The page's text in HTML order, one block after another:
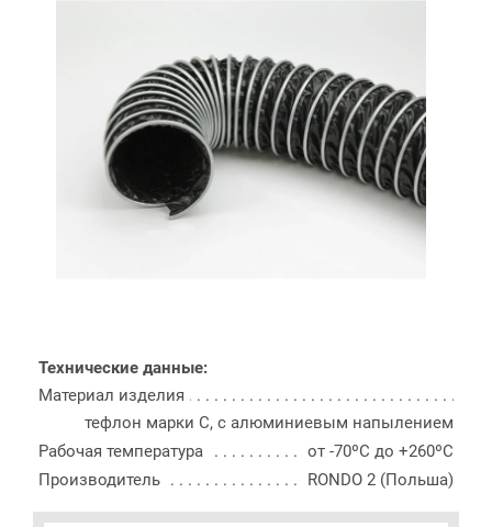
Технические данные:
Материал изделия
тефлон марки С, с алюминиевым напылением
Рабочая температура
от -70ºС до +260ºС
Производитель
RONDO 2 (Польша)